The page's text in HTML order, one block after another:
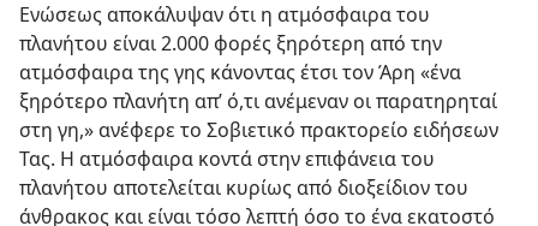
Ενώσεως αποκάλυψαν ότι η ατμόσφαιρα του
πλανήτου είναι 2.000 φορές ξηρότερη από την
ατμόσφαιρα της γης κάνοντας έτσι τον Άρη «ένα
ξηρότερο πλανήτη απ’ ό,τι ανέμεναν οι παρατηρηταί
στη γη,» ανέφερε το Σοβιετικό πρακτορείο ειδήσεων
Τας. Η ατμόσφαιρα κοντά στην επιφάνεια του
πλανήτου αποτελείται κυρίως από διοξείδιον του
άνθρακος και είναι τόσο λεπτή όσο το ένα εκατοστό